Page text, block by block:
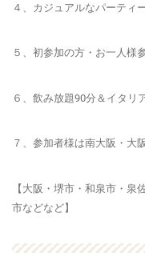
４、カジュアルなパーティ
５、 初参加の方・お一人様
６、飲み放題90分＆イタリ
７、参加者様は南大阪・大
【大阪・堺市・和泉市・
市などなど】